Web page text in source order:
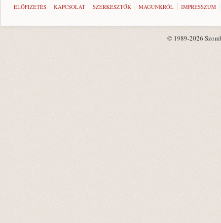
ELŐFIZETÉS KAPCSOLAT SZERKESZTŐK MAGUNKRÓL IMPRESSZUM
© 1989-2026